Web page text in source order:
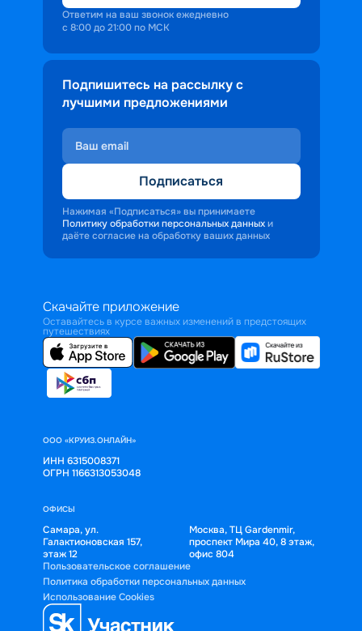
Ответим на ваш звонок ежедневно
с 8:00 до 21:00 по МСК
Подпишитесь на рассылку с
лучшими предложениями
Подписаться
Нажимая «Подписаться» вы принимаете
Политику обработки персональных данных и
даёте согласие на обработку ваших данных
Скачайте приложение
Оставайтесь в курсе важных изменений в предстоящих
путешествиях
ООО «КРУИЗ.ОНЛАЙН»
ИНН 6315008371
ОГРН 1166313053048
ОФИСЫ
Самара, ул.
Галактионовская 157,
этаж 12
Москва, ТЦ Gardenmir,
проспект Мира 40, 8 этаж,
офис 804
Пользовательское соглашение
Политика обработки персональных данных
Использование Cookies